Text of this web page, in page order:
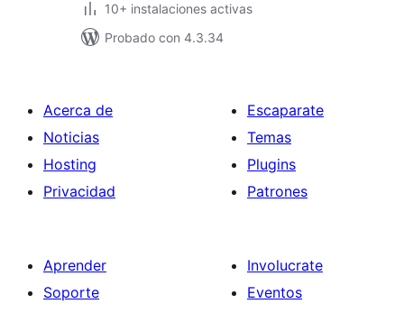
10+ instalaciones activas
Probado con 4.3.34
Acerca de
Noticias
Hosting
Privacidad
Escaparate
Temas
Plugins
Patrones
Aprender
Soporte
Involucrate
Eventos